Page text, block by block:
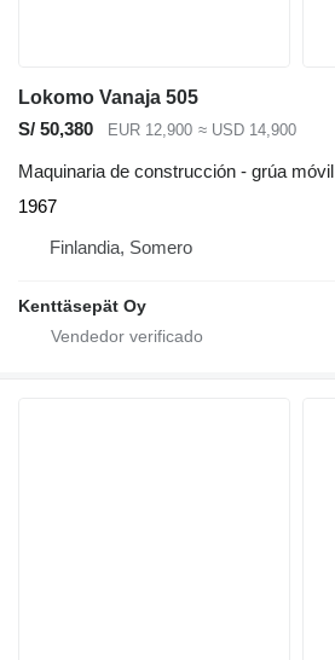
Lokomo Vanaja 505
S/ 50,380
EUR 12,900 ≈ USD 14,900
Maquinaria de construcción - grúa móvil
1967
Finlandia, Somero
Kenttäsepät Oy